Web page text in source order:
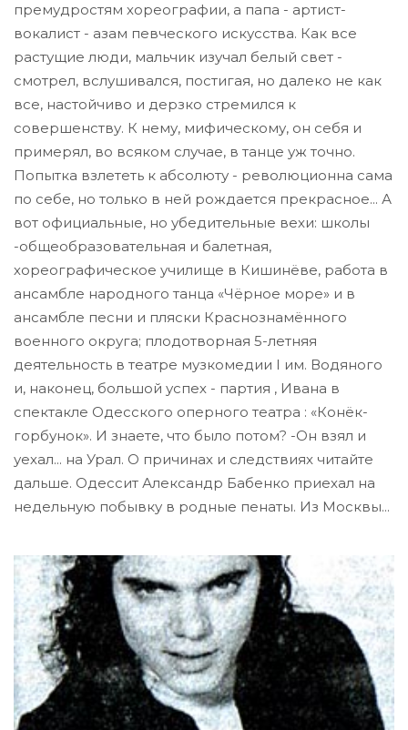
премудростям хореографии, а папа - артист-
вокалист - азам певческого искусства. Как все
растущие люди, мальчик изучал белый свет -
смотрел, вслушивался, постигая, но далеко не как
все, настойчиво и дерзко стремился к
совершенству. К нему, мифическому, он себя и
примерял, во всяком случае, в танце уж точно.
Попытка взлететь к абсолюту - революционна сама
по себе, но только в ней рождается прекрасное... А
вот официальные, но убедительные вехи: школы
-общеобразовательная и балетная,
хореографическое училище в Кишинёве, работа в
ансамбле народного танца «Чёрное море» и в
ансамбле песни и пляски Краснознамённого
военного округа; плодотворная 5-летняя
деятельность в театре музкомедии I им. Водяного
и, наконец, большой успех - партия , Ивана в
спектакле Одесского оперного театра : «Конёк-
горбунок». И знаете, что было потом? -Он взял и
уехал... на Урал. О причинах и следствиях читайте
дальше. Одессит Александр Бабенко приехал на
недельную побывку в родные пенаты. Из Москвы...